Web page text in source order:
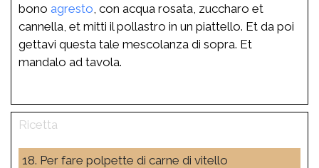
bono agresto , con acqua rosata, zuccharo et
cannella, et mitti il pollastro in un piattello. Et da poi
gettavi questa tale mescolanza di sopra. Et
mandalo ad tavola.
18. Per fare polpette di carne di vitello